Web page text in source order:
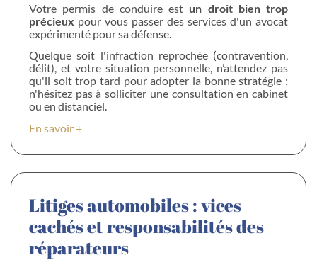
Votre permis de conduire est un droit bien trop
précieux pour vous passer des services d'un avocat
expérimenté pour sa défense.
Quelque soit l'infraction reprochée (contravention,
délit), et votre situation personnelle, n’attendez pas
qu'il soit trop tard pour adopter la bonne stratégie :
n'hésitez pas à solliciter une consultation en cabinet
ou en distanciel.
En savoir +
Litiges automobiles : vices
cachés et responsabilités des
réparateurs